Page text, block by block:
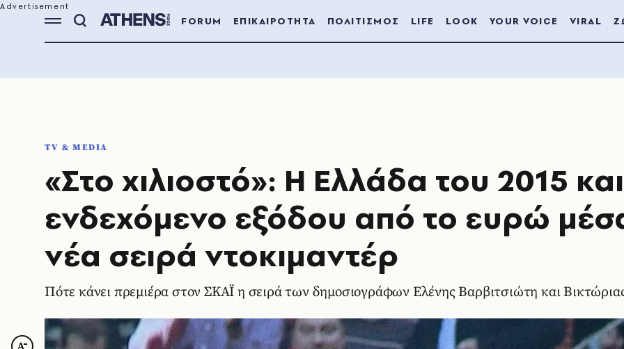
FORUM ΕΠΙΚΑΙΡΟΤΗΤΑ ΠΟΛΙΤΙΣΜΟΣ LIFE LOOK YOUR VOICE VIRAL
TV & MEDIA
«Στο χιλιοστό»: Η Ελλάδα του 2015
ενδεχόμενο εξόδου από το ευρώ
νέα σειρά ντοκιμαντέρ
Πότε κάνει πρεμιέρα στον ΣΚΑΪ η σειρά των δημοσιογράφων Ελένης Βαρβιτσιώτη και